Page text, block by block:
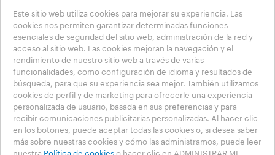
Condiciones de Venta
Salud, seguridad y medioambiente
Condiciones de Venta de la Suscripción
Transparencia en las Cadenas de Suministro de California
Elija su país
USA - Español
USA - Español
USA - English
OTHER COUNTRIES
Este sitio web utiliza cookies para mejorar su experiencia. Las
cookies nos permiten garantizar determinadas funciones
esenciales de seguridad del sitio web, administración de la red y
acceso al sitio web. Las cookies mejoran la navegación y el
rendimiento de nuestro sitio web a través de varias
funcionalidades, como configuración de idioma y resultados de
búsqueda, para que su experiencia sea mejor. También utilizamos
cookies de perfil y de marketing para ofrecerle una experiencia
personalizada de usuario, basada en sus preferencias y para
recibir comunicaciones publicitarias personalizadas. Al hacer clic
en los botones, puede aceptar todas las cookies o, si desea saber
más sobre nuestras cookies y cómo las administramos, puede leer